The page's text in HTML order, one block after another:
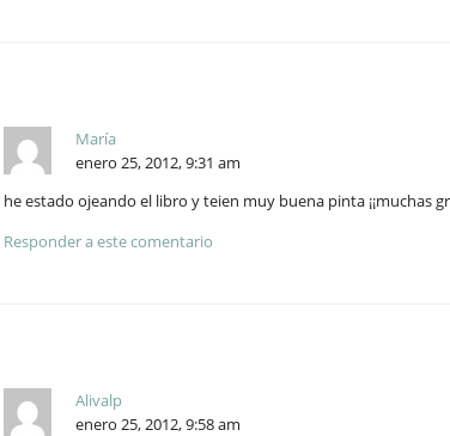
María
enero 25, 2012, 9:31 am
he estado ojeando el libro y teien muy buena pinta ¡¡muchas
Responder a este comentario
Alivalp
enero 25, 2012, 9:58 am